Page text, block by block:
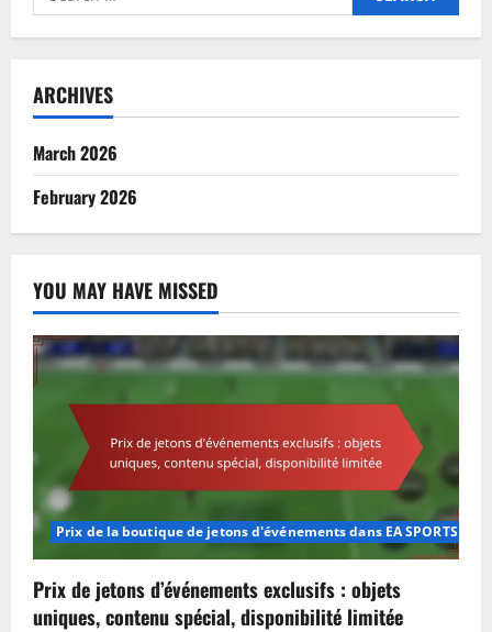
for:
ARCHIVES
March 2026
February 2026
YOU MAY HAVE MISSED
Prix de la boutique de jetons d'événements dans EA SPORTS FC
Prix de jetons d’événements exclusifs : objets
uniques, contenu spécial, disponibilité limitée